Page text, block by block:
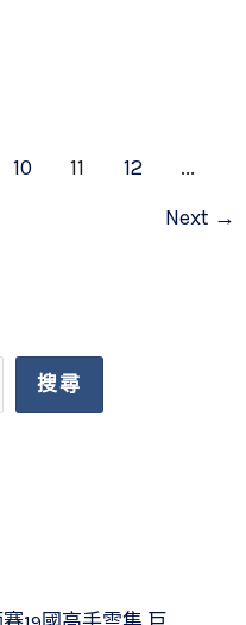
10 11 12
...
Next →
搜尋